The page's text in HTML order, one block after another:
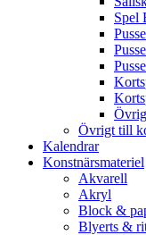
Spel
Övrigt till
Kalendrar
Konstnärsmateriel
Akvarell
Akryl
Block &
Blyerts &